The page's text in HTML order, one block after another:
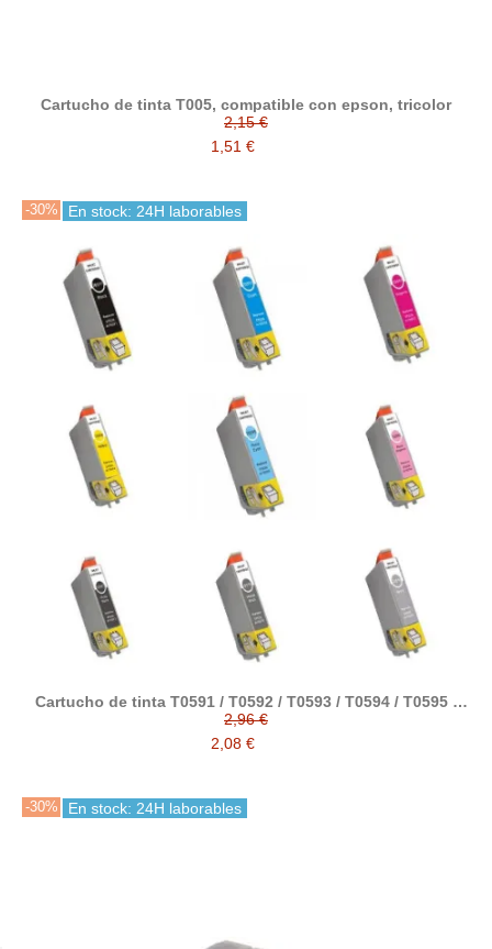
Cartucho de tinta T005, compatible con epson, tricolor
2,15 €
1,51 €
-30% En stock: 24H laborables
Cartucho de tinta T0591 / T0592 / T0593 / T0594 / T0595 /
T0596 / T0597 / T0598 / T0599 compatible con epson
2,96 €
2,08 €
-30% En stock: 24H laborables